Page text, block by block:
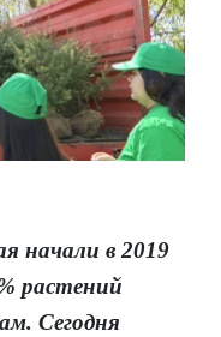
начали в 2019
растений
Сегодня